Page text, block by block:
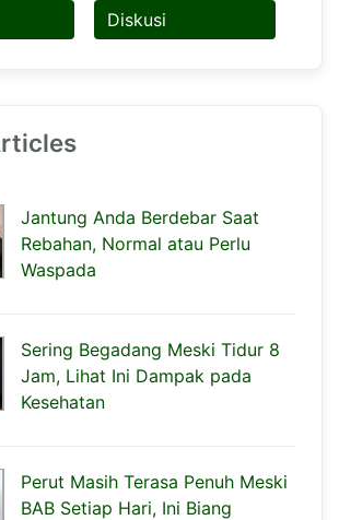
Diskusi
Jantung Anda Berdebar Saat
Rebahan, Normal atau Perlu
Waspada
Sering Begadang Meski Tidur 8
Jam, Lihat Ini Dampak pada
Kesehatan
Perut Masih Terasa Penuh Meski
BAB Setiap Hari, Ini Biang